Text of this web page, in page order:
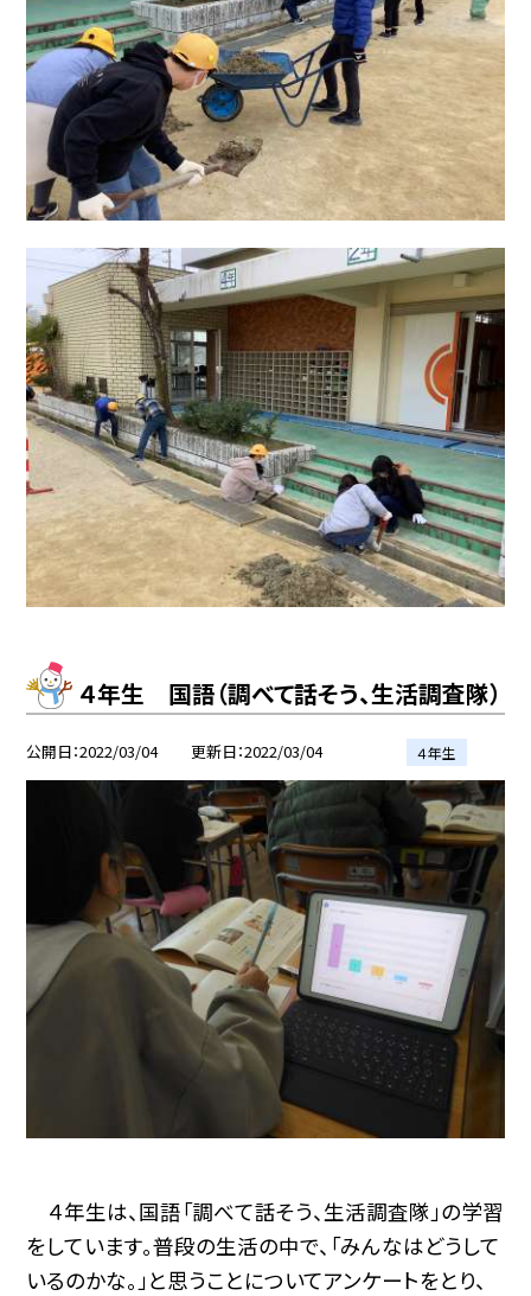
４年生 国語（調べて話そう、生活調査隊）
公開日 2022/03/04 更新日 2022/03/04 ４年生
４年生は、国語「調べて話そう、生活調査隊」の学習
をしています。普段の生活の中で、「みんなはどうして
いるのかな。」と思うことについてアンケートをとり、